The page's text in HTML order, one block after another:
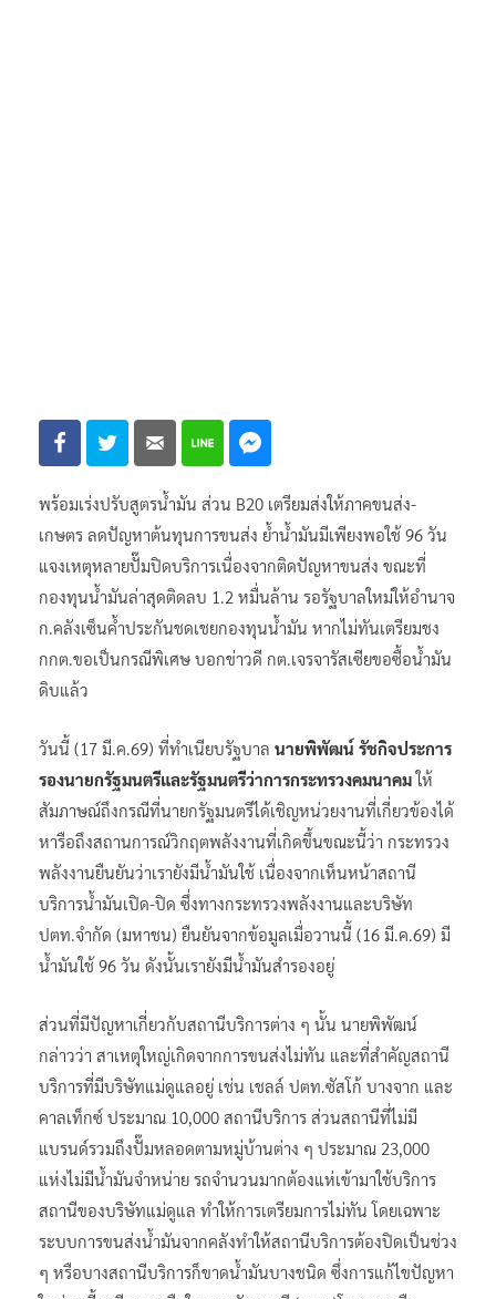
พร้อมเร่งปรับสูตรน้ำมัน ส่วน B20 เตรียมส่งให้ภาคขนส่ง-
เกษตร ลดปัญหาต้นทุนการขนส่ง ย้ำน้ำมันมีเพียงพอใช้ 96 วัน
แจงเหตุหลายปั๊มปิดบริการเนื่องจากติดปัญหาขนส่ง ขณะที่
กองทุนน้ำมันล่าสุดติดลบ 1.2 หมื่นล้าน รอรัฐบาลใหม่ให้อำนาจ
ก.คลังเซ็นค้ำประกันชดเชยกองทุนน้ำมัน หากไม่ทันเตรียมชง
กกต.ขอเป็นกรณีพิเศษ บอกข่าวดี กต.เจรจารัสเซียขอซื้อน้ำมัน
ดิบแล้ว
วันนี้ (17 มี.ค.69) ที่ทำเนียบรัฐบาล นายพิพัฒน์ รัชกิจประการ
รองนายกรัฐมนตรีและรัฐมนตรีว่าการกระทรวงคมนาคมให้
สัมภาษณ์ถึงกรณีที่นายกรัฐมนตรีได้เชิญหน่วยงานที่เกี่ยวข้องได้
หารือถึงสถานการณ์วิกฤตพลังงานที่เกิดขึ้นขณะนี้ว่า กระทรวง
พลังงานยืนยันว่าเรายังมีน้ำมันใช้ เนื่องจากเห็นหน้าสถานี
บริการน้ำมันเปิด-ปิด ซึ่งทางกระทรวงพลังงานและบริษัท
ปตท.จำกัด (มหาชน) ยืนยันจากข้อมูลเมื่อวานนี้ (16 มี.ค.69) มี
น้ำมันใช้ 96 วัน ดังนั้นเรายังมีน้ำมันสำรองอยู่
ส่วนที่มีปัญหาเกี่ยวกับสถานีบริการต่าง ๆ นั้น นายพิพัฒน์
กล่าวว่า สาเหตุใหญ่เกิดจากการขนส่งไม่ทัน และที่สำคัญสถานี
บริการที่มีบริษัทแม่ดูแลอยู่ เช่น เชลล์ ปตท.ซัสโก้ บางจาก และ
คาลเท็กซ์ ประมาณ 10,000 สถานีบริการ ส่วนสถานีที่ไม่มี
แบรนด์รวมถึงปั๊มหลอดตามหมู่บ้านต่าง ๆ ประมาณ 23,000
แห่งไม่มีน้ำมันจำหน่าย รถจำนวนมากต้องแห่เข้ามาใช้บริการ
สถานีของบริษัทแม่ดูแล ทำให้การเตรียมการไม่ทัน โดยเฉพาะ
ระบบการขนส่งน้ำมันจากคลังทำให้สถานีบริการต้องปิดเป็นช่วง
ๆ หรือบางสถานีบริการก็ขาดน้ำมันบางชนิด ซึ่งการแก้ไขปัญหา